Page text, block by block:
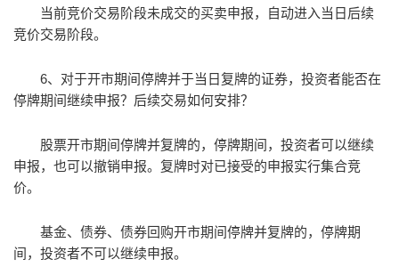
当前竞价交易阶段未成交的买卖申报，自动进入当日后续
竞价交易阶段。
6、对于开市期间停牌并于当日复牌的证券，投资者能否在
停牌期间继续申报？后续交易如何安排？
股票开市期间停牌并复牌的，停牌期间，投资者可以继续
申报，也可以撤销申报。复牌时对已接受的申报实行集合竞
价。
基金、债券、债券回购开市期间停牌并复牌的，停牌期
间，投资者不可以继续申报。